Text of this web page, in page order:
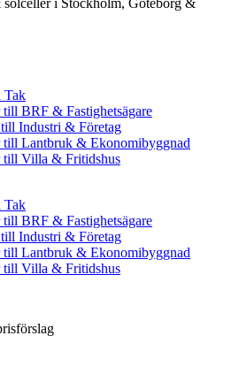
Tak
BRF & Fastighetsägare
Industri & Företag
till Lantbruk & Ekonomibyggnad
till Villa & Fritidshus
Tak
BRF & Fastighetsägare
Industri & Företag
till Lantbruk & Ekonomibyggnad
till Villa & Fritidshus